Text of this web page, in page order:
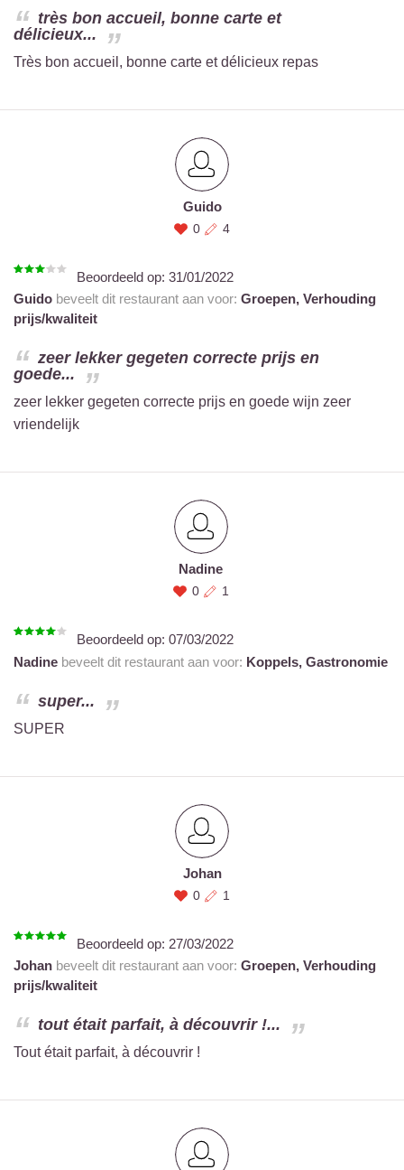
très bon accueil, bonne carte et
délicieux...
Très bon accueil, bonne carte et délicieux repas
Guido
0 4
Beoordeeld op: 31/01/2022
Guido beveelt dit restaurant aan voor: Groepen, Verhouding
prijs/kwaliteit
zeer lekker gegeten correcte prijs en
goede...
zeer lekker gegeten correcte prijs en goede wijn zeer
vriendelijk
Nadine
0 1
Beoordeeld op: 07/03/2022
Nadine beveelt dit restaurant aan voor: Koppels, Gastronomie
super...
SUPER
Johan
0 1
Beoordeeld op: 27/03/2022
Johan beveelt dit restaurant aan voor: Groepen, Verhouding
prijs/kwaliteit
tout était parfait, à découvrir !...
Tout était parfait, à découvrir !